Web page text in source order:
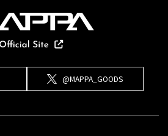
@MAPPA_GOODS